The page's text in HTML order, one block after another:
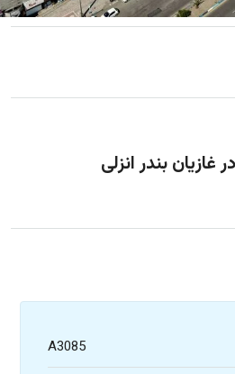
غازیان بندر انزلی
A3085